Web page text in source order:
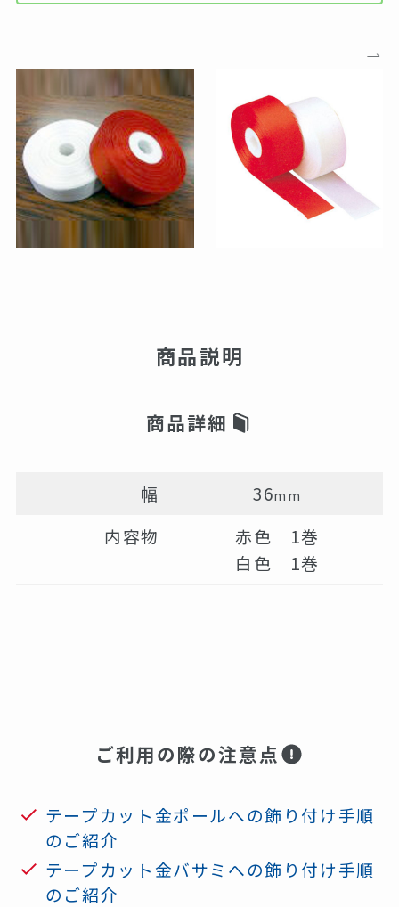
商品説明
商品詳細
幅 36mm
内容物
赤色 1巻
白色 1巻
ご利用の際の注意点
テープカット金ポールへの飾り付け手順
のご紹介
テープカット金バサミへの飾り付け手順
のご紹介